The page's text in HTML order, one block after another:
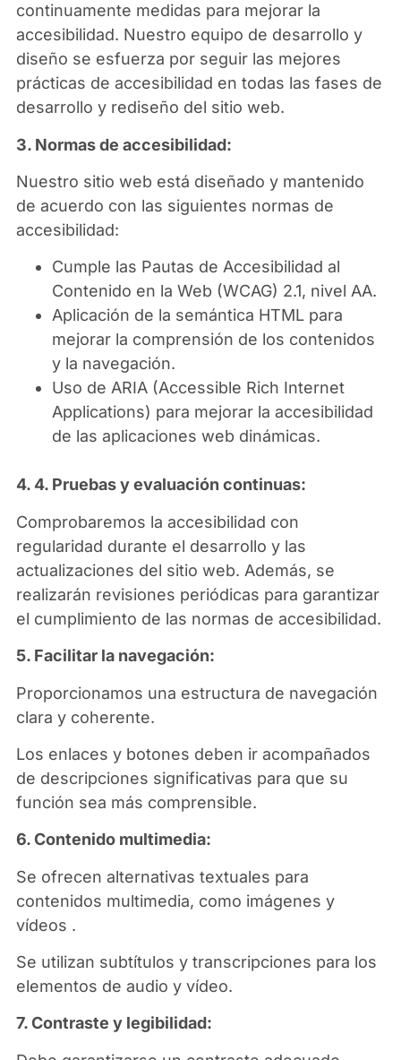
continuamente medidas para mejorar la
accesibilidad. Nuestro equipo de desarrollo y
diseño se esfuerza por seguir las mejores
prácticas de accesibilidad en todas las fases de
desarrollo y rediseño del sitio web.
3. Normas de accesibilidad:
Nuestro sitio web está diseñado y mantenido
de acuerdo con las siguientes normas de
accesibilidad:
Cumple las Pautas de Accesibilidad al
Contenido en la Web (WCAG) 2.1, nivel AA.
Aplicación de la semántica HTML para
mejorar la comprensión de los contenidos
y la navegación.
Uso de ARIA (Accessible Rich Internet
Applications) para mejorar la accesibilidad
de las aplicaciones web dinámicas.
4. 4. Pruebas y evaluación continuas:
Comprobaremos la accesibilidad con
regularidad durante el desarrollo y las
actualizaciones del sitio web. Además, se
realizarán revisiones periódicas para garantizar
el cumplimiento de las normas de accesibilidad.
5. Facilitar la navegación:
Proporcionamos una estructura de navegación
clara y coherente.
Los enlaces y botones deben ir acompañados
de descripciones significativas para que su
función sea más comprensible.
6. Contenido multimedia:
Se ofrecen alternativas textuales para
contenidos multimedia, como imágenes y
vídeos .
Se utilizan subtítulos y transcripciones para los
elementos de audio y vídeo.
7. Contraste y legibilidad: